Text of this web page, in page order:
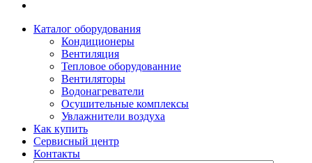
Каталог оборудования
Кондиционеры
Вентиляция
Тепловое оборудованние
Вентиляторы
Водонагреватели
Осушительные комплексы
Увлажнители воздуха
Как купить
Сервисный центр
Контакты